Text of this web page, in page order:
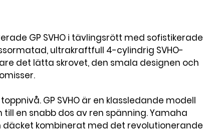
GP SVHO i tävlingsrött med sofistikerade
ultrakraftfull 4-cylindrig SVHO-
det lätta skrovet, den smala designen och
GP SVHO är en klassledande modell
en snabb dos av ren spänning. Yamaha
kombinerat med det revolutionerande